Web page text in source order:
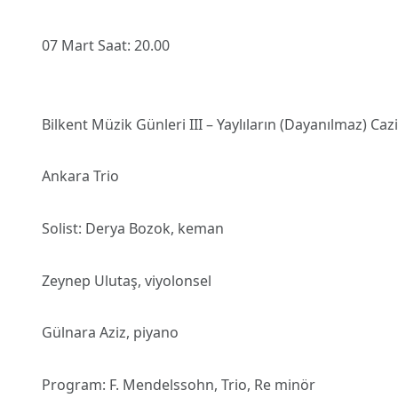
07 Mart Saat: 20.00
Bilkent Müzik Günleri III – Yaylıların (Dayanılmaz)
Ankara Trio
Solist: Derya Bozok, keman
Zeynep Ulutaş, viyolonsel
Gülnara Aziz, piyano
Program: F. Mendelssohn, Trio, Re minör